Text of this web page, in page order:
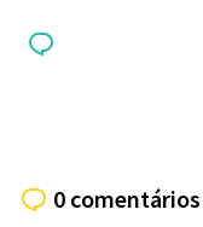
0 comentários